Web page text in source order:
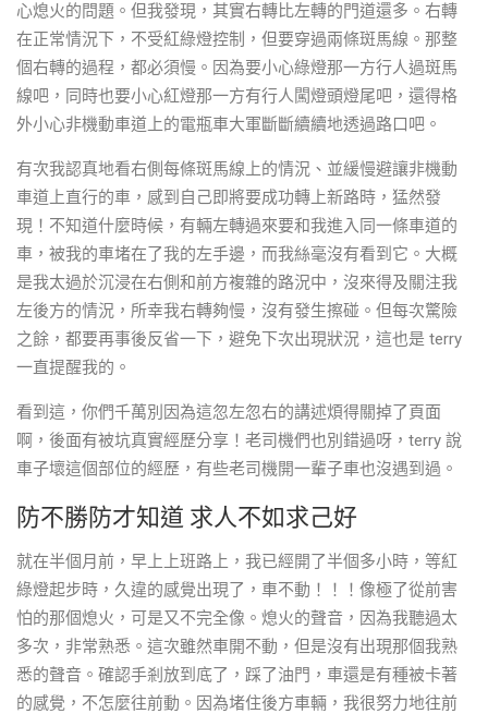
心熄火的問題。但我發現，其實右轉比左轉的門道還多。右轉
在正常情況下，不受紅綠燈控制，但要穿過兩條斑馬線。那整
個右轉的過程，都必須慢。因為要小心綠燈那一方行人過斑馬
線吧，同時也要小心紅燈那一方有行人闖燈頭燈尾吧，還得格
外小心非機動車道上的電瓶車大軍斷斷續續地透過路口吧。
有次我認真地看右側每條斑馬線上的情況、並緩慢避讓非機動
車道上直行的車，感到自己即將要成功轉上新路時，猛然發
現！不知道什麼時候，有輛左轉過來要和我進入同一條車道的
車，被我的車堵在了我的左手邊，而我絲毫沒有看到它。大概
是我太過於沉浸在右側和前方複雜的路況中，沒來得及關注我
左後方的情況，所幸我右轉夠慢，沒有發生擦碰。但每次驚險
之餘，都要再事後反省一下，避免下次出現狀況，這也是 terry
一直提醒我的。
看到這，你們千萬別因為這忽左忽右的講述煩得關掉了頁面
啊，後面有被坑真實經歷分享！老司機們也別錯過呀，terry 說
車子壞這個部位的經歷，有些老司機開一輩子車也沒遇到過。
防不勝防才知道 求人不如求己好
就在半個月前，早上上班路上，我已經開了半個多小時，等紅
綠燈起步時，久違的感覺出現了，車不動！！！像極了從前害
怕的那個熄火，可是又不完全像。熄火的聲音，因為我聽過太
多次，非常熟悉。這次雖然車開不動，但是沒有出現那個我熟
悉的聲音。確認手剎放到底了，踩了油門，車還是有種被卡著
的感覺，不怎麼往前動。因為堵住後方車輛，我很努力地往前